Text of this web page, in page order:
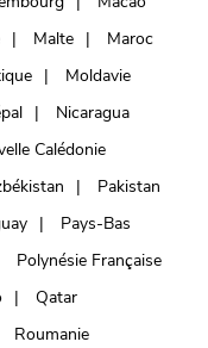
Malte
Maroc
Moldavie
Nicaragua
Calédonie
Pakistan
Pays-Bas
Polynésie Française
Qatar
Roumanie